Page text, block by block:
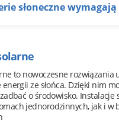
słoneczne
to nowoczesne rozwiązania
energii ze słońca. Dzięki nim
o środowisko. Instalacje
jednorodzinnych, jak i w